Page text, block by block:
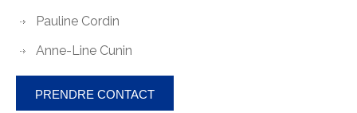
Pauline Cordin
Anne-Line Cunin
PRENDRE CONTACT